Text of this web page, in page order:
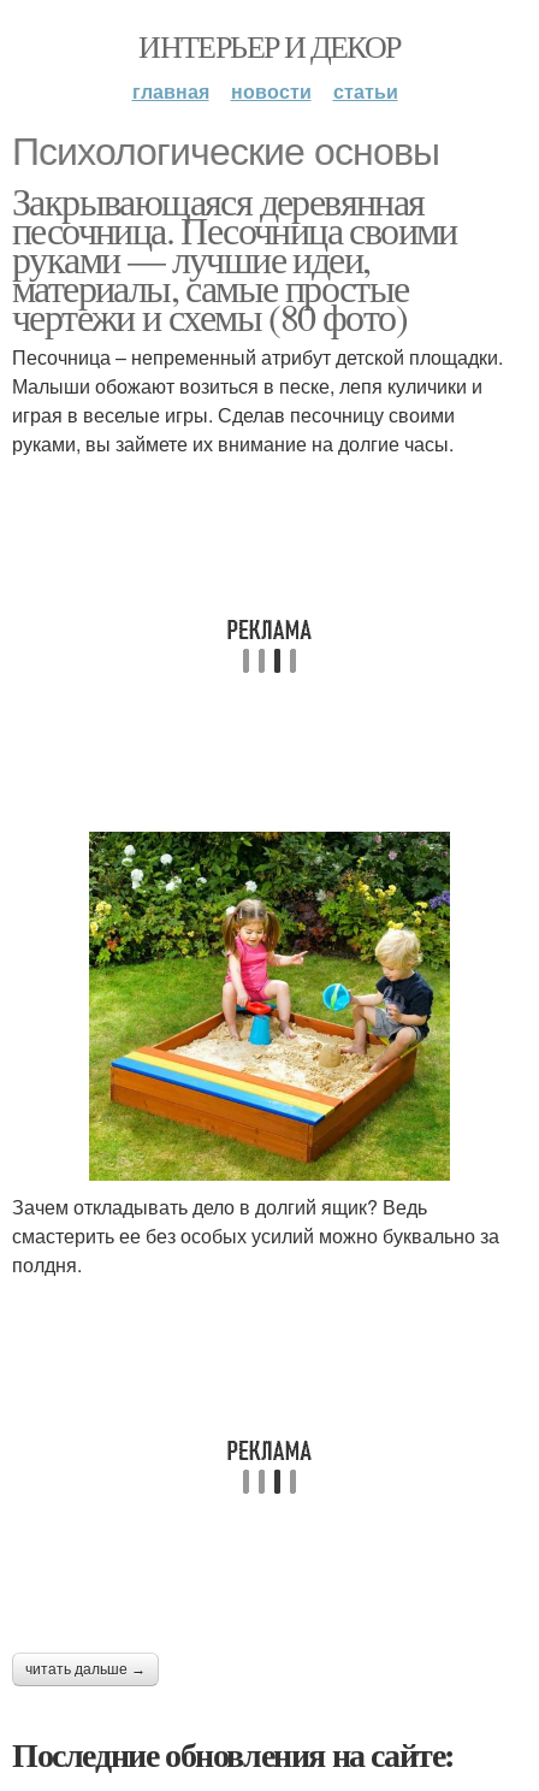
ИНТЕРЬЕР И ДЕКОР
главная новости статьи
Психологические основы
Закрывающаяся деревянная
песочница. Песочница своими
руками — лучшие идеи,
материалы, самые простые
чертежи и схемы (80 фото)
Песочница – непременный атрибут детской площадки.
Малыши обожают возиться в песке, лепя куличики и
играя в веселые игры. Сделав песочницу своими
руками, вы займете их внимание на долгие часы.
Зачем откладывать дело в долгий ящик? Ведь
смастерить ее без особых усилий можно буквально за
полдня.
читать дальше →
Последние обновления на сайте: